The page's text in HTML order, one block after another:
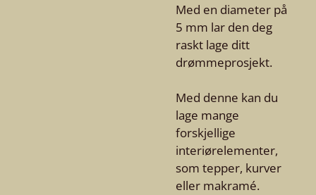
Med en diameter på
5 mm lar den deg
raskt lage ditt
drømmeprosjekt.
Med denne kan du
lage mange
forskjellige
interiørelementer,
som tepper, kurver
eller makramé.